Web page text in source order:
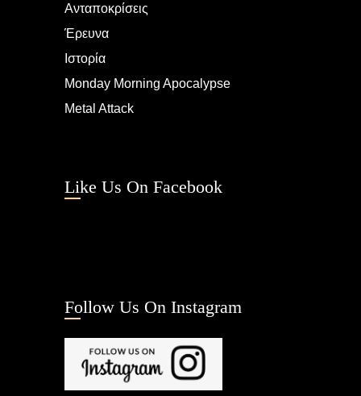
Ανταποκρίσεις
Έρευνα
Ιστορία
Monday Morning Apocalypse
Metal Attack
Like Us On Facebook
Follow Us On Instagram